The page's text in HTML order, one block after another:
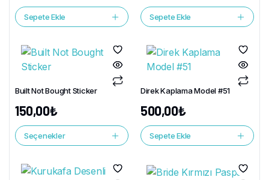
Sepete Ekle Sepete Ekle
Built Not Bought Sticker
150,00₺
Seçenekler
Direk Kaplama Model #51
500,00₺
Sepete Ekle